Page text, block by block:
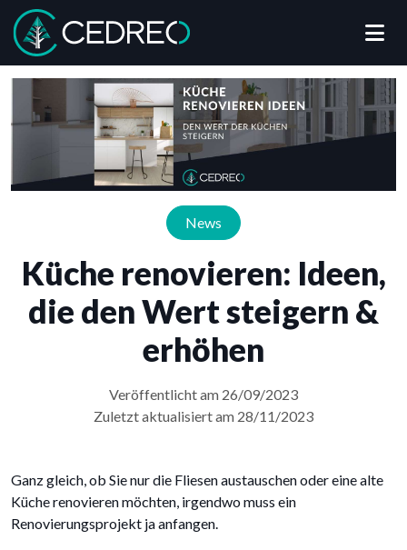
Cedreo
Küche renovieren: Ideen,
die den Wert steigern &
erhöhen
Veröffentlicht am 26/09/2023
Zuletzt aktualisiert am 28/11/2023
News
Ganz gleich, ob Sie nur die Fliesen austauschen oder eine alte
Küche renovieren möchten, irgendwo muss ein
Renovierungsprojekt ja anfangen.